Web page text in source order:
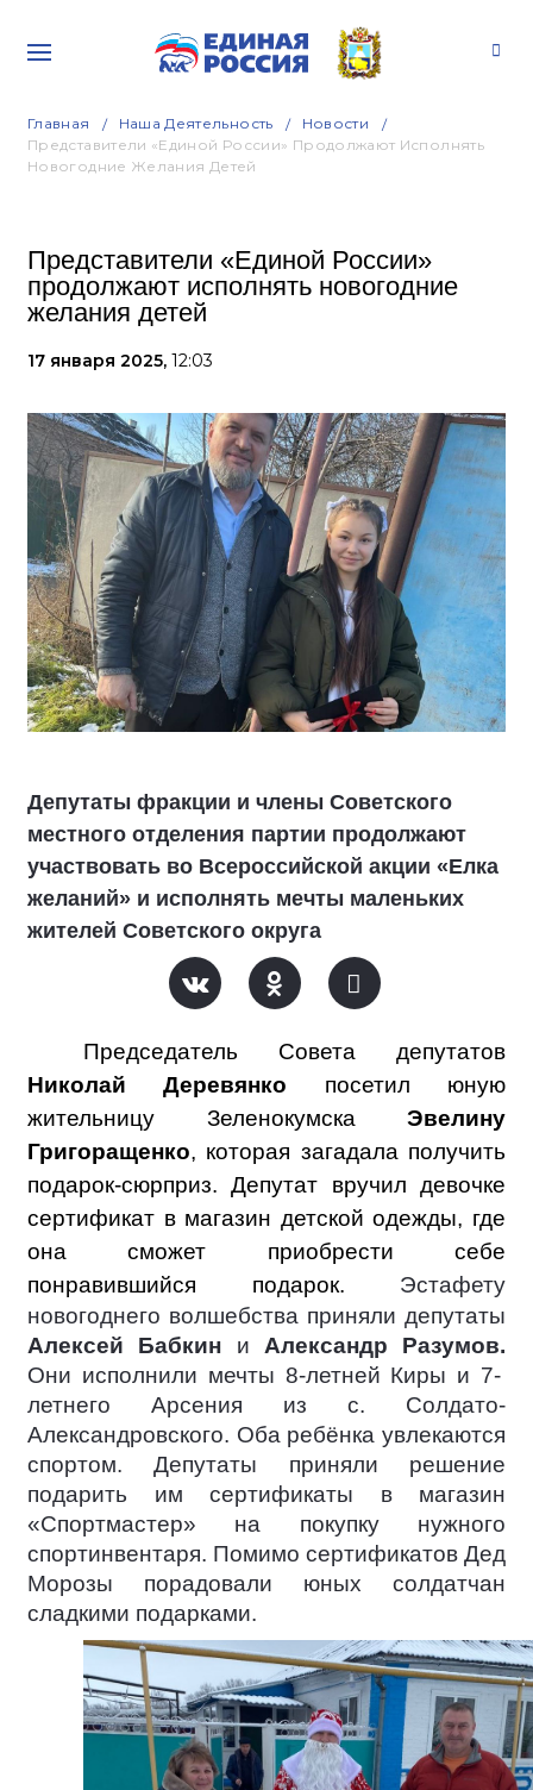
Главная Наша Деятельность
Новости
Представители «Единой России» Продолжают Исполнять
Новогодние Желания Детей
Представители «Единой России»
продолжают исполнять новогодние
желания детей
17 января 2025, 12:03
Депутаты фракции и члены Советского
местного отделения партии продолжают
участвовать во Всероссийской акции «Елка
желаний» и исполнять мечты маленьких
жителей Советского округа
Председатель Совета депутатов
Николай Деревянко посетил юную
жительницу Зеленокумска Эвелину
Григоращенко, которая загадала получить
подарок-сюрприз. Депутат вручил девочке
сертификат в магазин детской одежды, где
она сможет приобрести себе
понравившийся подарок. Эстафету
новогоднего волшебства приняли депутаты
Алексей Бабкин и Александр Разумов.
Они исполнили мечты 8-летней Киры и 7-
летнего Арсения из с. Солдато-
Александровского. Оба ребёнка увлекаются
спортом. Депутаты приняли решение
подарить им сертификаты в магазин
«Спортмастер» на покупку нужного
спортинвентаря. Помимо сертификатов Дед
Морозы порадовали юных солдатчан
сладкими подарками.